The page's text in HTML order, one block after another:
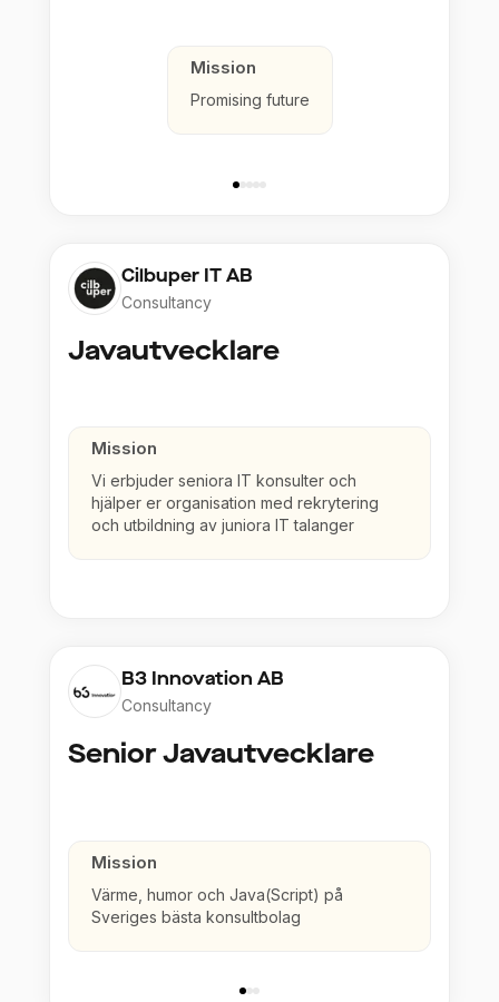
Mission
Promising future
Cilbuper IT AB
Consultancy
Javautvecklare
Mission
Vi erbjuder seniora IT konsulter och
hjälper er organisation med rekrytering
och utbildning av juniora IT talanger
B3 Innovation AB
Consultancy
Senior Javautvecklare
Mission
Värme, humor och Java(Script) på
Sveriges bästa konsultbolag